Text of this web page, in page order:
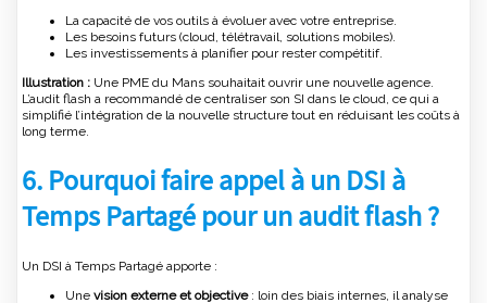
La capacité de vos outils à évoluer avec votre entreprise.
Les besoins futurs (cloud, télétravail, solutions mobiles).
Les investissements à planifier pour rester compétitif.
Illustration : Une PME du Mans souhaitait ouvrir une nouvelle agence.
L’audit flash a recommandé de centraliser son SI dans le cloud, ce qui a
simplifié l’intégration de la nouvelle structure tout en réduisant les coûts à
long terme.
6. Pourquoi faire appel à un DSI à
Temps Partagé pour un audit flash ?
Un DSI à Temps Partagé apporte :
Une vision externe et objective: loin des biais internes, il analyse